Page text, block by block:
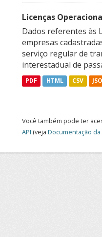
Licenças
Dados referentes às
empresas
serviço regular de
interestadual de
PDF HTML CSV
Você também pode ter
API (veja Documentação da